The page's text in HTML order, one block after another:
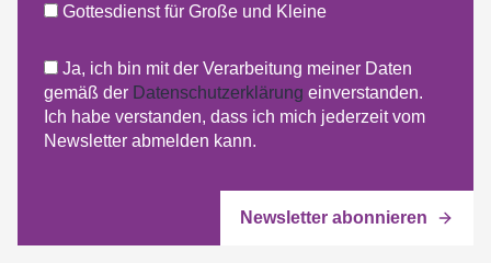
Gottesdienst für Große und Kleine
Ja, ich bin mit der Verarbeitung meiner Daten
gemäß der Datenschutzerklärung einverstanden.
Ich habe verstanden, dass ich mich jederzeit vom
Newsletter abmelden kann.